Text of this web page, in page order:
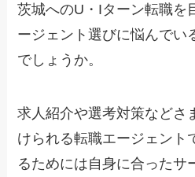
茨城へのU・Iターン転職を
ージェント選びに悩んでい
でしょうか。
求人紹介や選考対策などさ
けられる転職エージェント
るためには自身に合ったサ